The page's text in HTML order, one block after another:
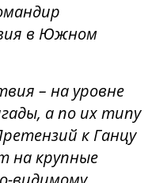
в Южном
– на уровне
а по их типу
к Ганцу
на крупные